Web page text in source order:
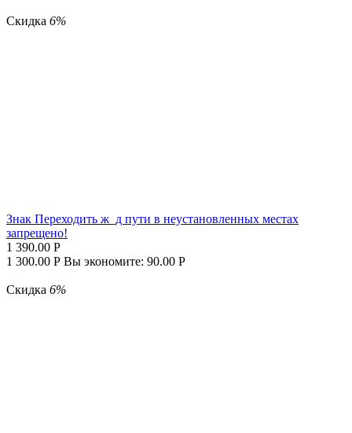
Скидка 6%
Знак Переходить ж_д пути в неустановленных местах
запрещено!
1 390.00 Р
1 300.00 Р Вы экономите: 90.00 Р
Скидка 6%